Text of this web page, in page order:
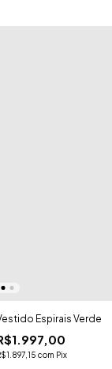
Espirais Verde
com Pix